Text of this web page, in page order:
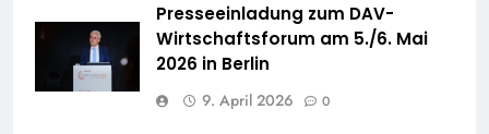
Presseeinladung zum DAV-
Wirtschaftsforum am 5./6. Mai
2026 in Berlin
9. April 2026 0